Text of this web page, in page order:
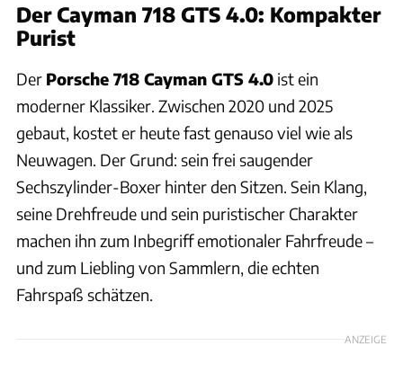
Der Cayman 718 GTS 4.0: Kompakter
Purist
Der Porsche 718 Cayman GTS 4.0 ist ein
moderner Klassiker. Zwischen 2020 und 2025
gebaut, kostet er heute fast genauso viel wie als
Neuwagen. Der Grund: sein frei saugender
Sechszylinder-Boxer hinter den Sitzen. Sein Klang,
seine Drehfreude und sein puristischer Charakter
machen ihn zum Inbegriff emotionaler Fahrfreude –
und zum Liebling von Sammlern, die echten
Fahrspaß schätzen.
ANZEIGE